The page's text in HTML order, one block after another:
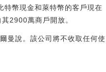
特幣現金和萊特幣的客戶現在
2900萬商戶開放。
曼說。該公司將不收取任何使